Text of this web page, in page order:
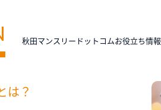
秋田マンスリードットコムお役立ち情報
は？